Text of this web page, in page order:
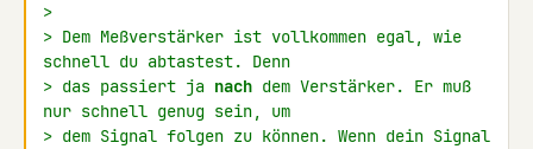
>
> Dem Meßverstärker ist vollkommen egal, wie
schnell du abtastest. Denn
> das passiert ja nach dem Verstärker. Er muß
nur schnell genug sein, um
> dem Signal folgen zu können. Wenn dein Signal